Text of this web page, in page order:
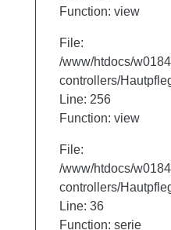
Function: view
File:
/www/htdocs/
controllers/
Line: 256
Function: view
File:
/www/htdocs/
controllers/
Line: 36
Function: serie
Function: view
File:
/www/htdocs/
controllers/
Line: 256
Function: view
File:
/www/htdocs/
controllers/
Line: 36
Function: serie